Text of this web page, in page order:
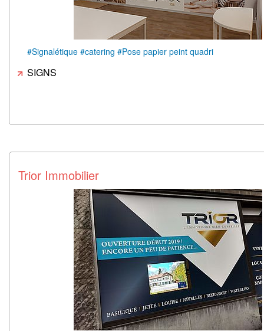
#Signalétique #catering #Pose papier peint quadri
SIGNS
Trior Immobilier